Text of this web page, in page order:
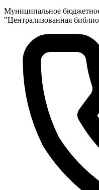
Муниципальное
"Централизованная